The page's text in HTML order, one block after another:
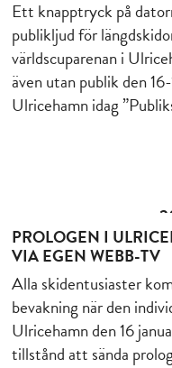
Ett knapptryck på
publikljud för
världscuparenan i
även utan publik den
Ulricehamn idag
PROLOGEN I
VIA EGEN WEBB-TV
Alla skidentusiaster
bevakning när den
Ulricehamn den 16
tillstånd att sända